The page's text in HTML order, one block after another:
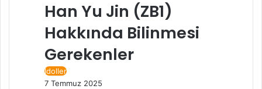
Han Yu Jin (ZB1)
Hakkında Bilinmesi
Gerekenler
İdoller
7 Temmuz 2025